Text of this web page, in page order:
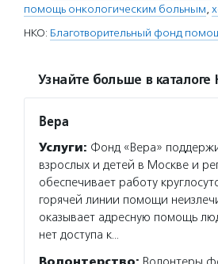
помощь онкологическим больным,
НКО: Благотворительный фонд
Узнайте больше в каталоге
Вера
Услуги: Фонд «Вера»
взрослых и детей в Москве и
обеспечивает работу
горячей линии помощи
оказывает адресную помощь
нет доступа к…